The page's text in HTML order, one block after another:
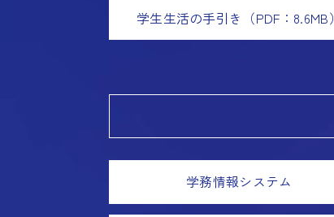
学生生活の手引き（PDF：8.6MB）
学務情報システム